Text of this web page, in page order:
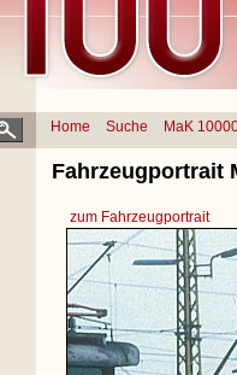
Home Suche MaK
Fahrzeugportrait
zum Fahrzeugportrait